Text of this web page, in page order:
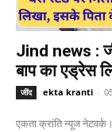
Jind news :
बाप का एड्रेस
जींद ekta kranti -
एकता क्रांति न्यूज